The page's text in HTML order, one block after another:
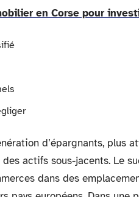
en Corse pour
d’épargnants, plus
actifs sous-jacents. Le
dans des